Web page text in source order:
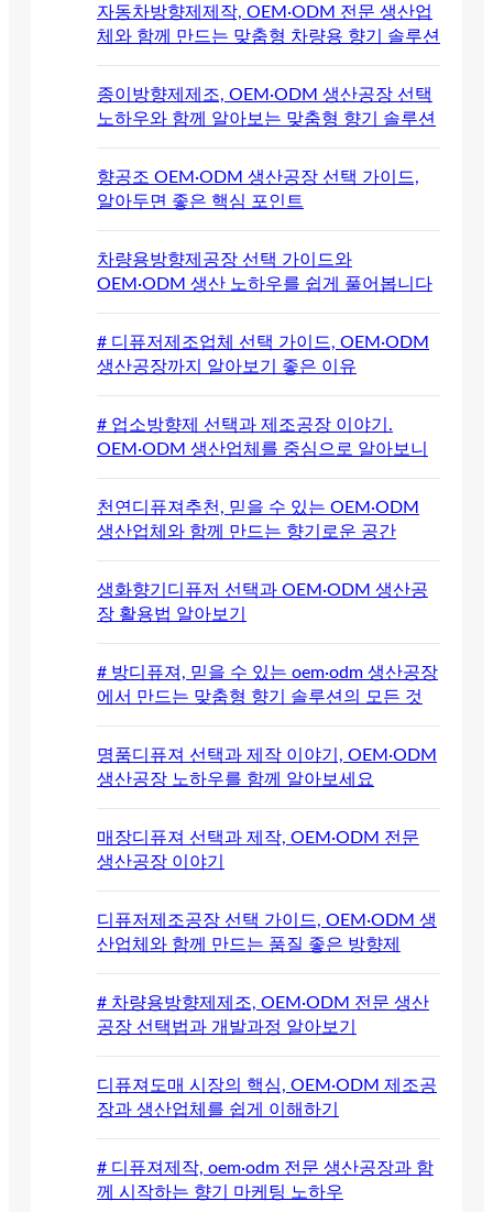
자동차방향제제작, OEM·ODM 전문 생산업
체와 함께 만드는 맞춤형 차량용 향기 솔루션
종이방향제제조, OEM·ODM 생산공장 선택
노하우와 함께 알아보는 맞춤형 향기 솔루션
향공조 OEM·ODM 생산공장 선택 가이드,
알아두면 좋은 핵심 포인트
차량용방향제공장 선택 가이드와
OEM·ODM 생산 노하우를 쉽게 풀어봅니다
# 디퓨저제조업체 선택 가이드, OEM·ODM
생산공장까지 알아보기 좋은 이유
# 업소방향제 선택과 제조공장 이야기.
OEM·ODM 생산업체를 중심으로 알아보니
천연디퓨져추천, 믿을 수 있는 OEM·ODM
생산업체와 함께 만드는 향기로운 공간
생화향기디퓨저 선택과 OEM·ODM 생산공
장 활용법 알아보기
# 방디퓨져, 믿을 수 있는 oem·odm 생산공장
에서 만드는 맞춤형 향기 솔루션의 모든 것
명품디퓨져 선택과 제작 이야기, OEM·ODM
생산공장 노하우를 함께 알아보세요
매장디퓨져 선택과 제작, OEM·ODM 전문
생산공장 이야기
디퓨저제조공장 선택 가이드, OEM·ODM 생
산업체와 함께 만드는 품질 좋은 방향제
# 차량용방향제제조, OEM·ODM 전문 생산
공장 선택법과 개발과정 알아보기
디퓨져도매 시장의 핵심, OEM·ODM 제조공
장과 생산업체를 쉽게 이해하기
# 디퓨져제작, oem·odm 전문 생산공장과 함
께 시작하는 향기 마케팅 노하우